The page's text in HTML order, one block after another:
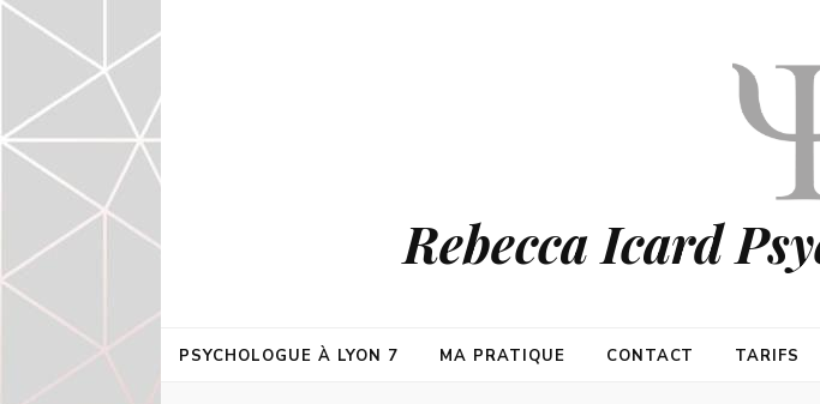
Rebecca Icard
PSYCHOLOGUE À LYON 7 MA PRATIQUE CONTACT TARIFS